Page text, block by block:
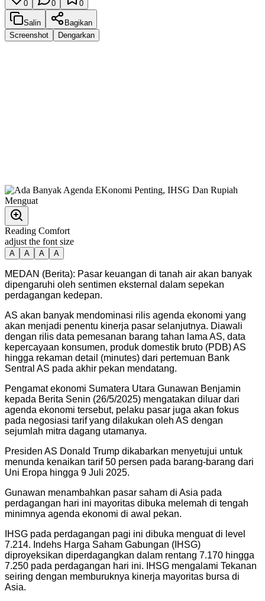
0 0 0
Salin
Bagikan
Screenshot
Dengarkan
Reading Comfort
adjust the font size
A A A A
MEDAN (Berita): Pasar keuangan di tanah air akan banyak
dipengaruhi oleh sentimen eksternal dalam sepekan
perdagangan kedepan.
AS akan banyak mendominasi rilis agenda ekonomi yang
akan menjadi penentu kinerja pasar selanjutnya. Diawali
dengan rilis data pemesanan barang tahan lama AS, data
kepercayaan konsumen, produk domestik bruto (PDB) AS
hingga rekaman detail (minutes) dari pertemuan Bank
Sentral AS pada akhir pekan mendatang.
Pengamat ekonomi Sumatera Utara Gunawan Benjamin
kepada Berita Senin (26/5/2025) mengatakan diluar dari
agenda ekonomi tersebut, pelaku pasar juga akan fokus
pada negosiasi tarif yang dilakukan oleh AS dengan
sejumlah mitra dagang utamanya.
Presiden AS Donald Trump dikabarkan menyetujui untuk
menunda kenaikan tarif 50 persen pada barang-barang dari
Uni Eropa hingga 9 Juli 2025.
Gunawan menambahkan pasar saham di Asia pada
perdagangan hari ini mayoritas dibuka melemah di tengah
minimnya agenda ekonomi di awal pekan.
IHSG pada perdagangan pagi ini dibuka menguat di level
7.214. Indehs Harga Saham Gabungan (IHSG)
diproyeksikan diperdagangkan dalam rentang 7.170 hingga
7.250 pada perdagangan hari ini. IHSG mengalami Tekanan
seiring dengan memburuknya kinerja mayoritas bursa di
Asia.